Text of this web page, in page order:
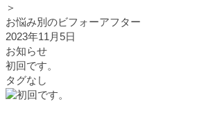
＞
お悩み別のビフォーアフター
2023年11月5日
お知らせ
初回です。
タグなし